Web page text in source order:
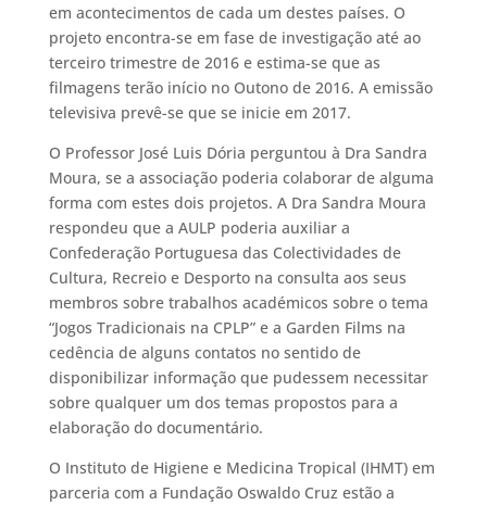
em acontecimentos de cada um destes países. O
projeto encontra-se em fase de investigação até ao
terceiro trimestre de 2016 e estima-se que as
filmagens terão início no Outono de 2016. A emissão
televisiva prevê-se que se inicie em 2017.
O Professor José Luis Dória perguntou à Dra Sandra
Moura, se a associação poderia colaborar de alguma
forma com estes dois projetos. A Dra Sandra Moura
respondeu que a AULP poderia auxiliar a
Confederação Portuguesa das Colectividades de
Cultura, Recreio e Desporto na consulta aos seus
membros sobre trabalhos académicos sobre o tema
“Jogos Tradicionais na CPLP” e a Garden Films na
cedência de alguns contatos no sentido de
disponibilizar informação que pudessem necessitar
sobre qualquer um dos temas propostos para a
elaboração do documentário.
O Instituto de Higiene e Medicina Tropical (IHMT) em
parceria com a Fundação Oswaldo Cruz estão a